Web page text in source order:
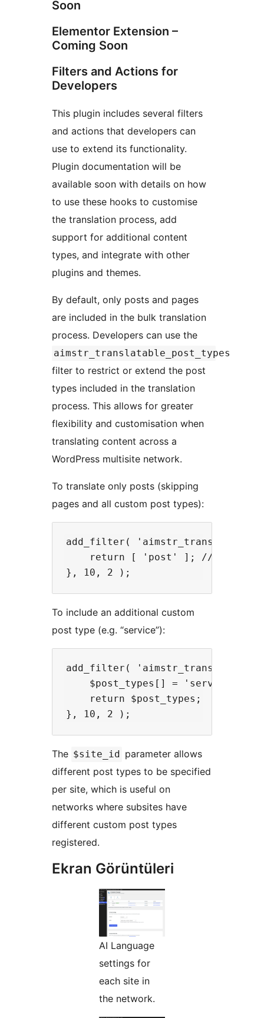
Soon
Elementor Extension –
Coming Soon
Filters and Actions for
Developers
This plugin includes several filters
and actions that developers can
use to extend its functionality.
Plugin documentation will be
available soon with details on how
to use these hooks to customise
the translation process, add
support for additional content
types, and integrate with other
plugins and themes.
By default, only posts and pages
are included in the bulk translation
process. Developers can use the
aimstr_translatable_post_types
filter to restrict or extend the post
types included in the translation
process. This allows for greater
flexibility and customisation when
translating content across a
WordPress multisite network.
To translate only posts (skipping
pages and all custom post types):
add_filter(
return [ 'post' ]; // Only
To include an additional custom
post type (e.g. “service”):
add_filter(
    $post_types[] = 'service';
    return $post_types;
The $site_id
parameter allows
different post types to be specified
per site, which is useful on
networks where subsites have
different custom post types
registered.
Ekran Görüntüleri
AI Language
settings for
each site in
the network.